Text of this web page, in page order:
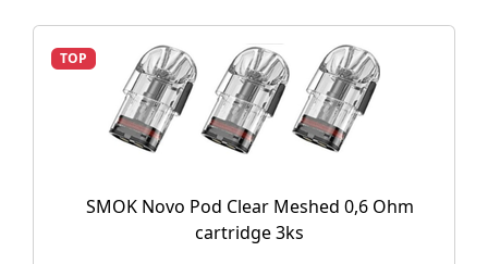
TOP
SMOK Novo Pod Clear Meshed 0,6 Ohm
cartridge 3ks